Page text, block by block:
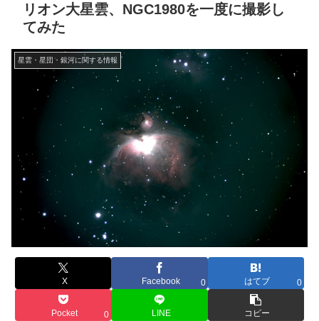
リオン大星雲、NGC1980を一度に撮影し
てみた
星雲・星団・銀河に関する情報
X Facebook 0 はてブ 0
Pocket 0 LINE コピー